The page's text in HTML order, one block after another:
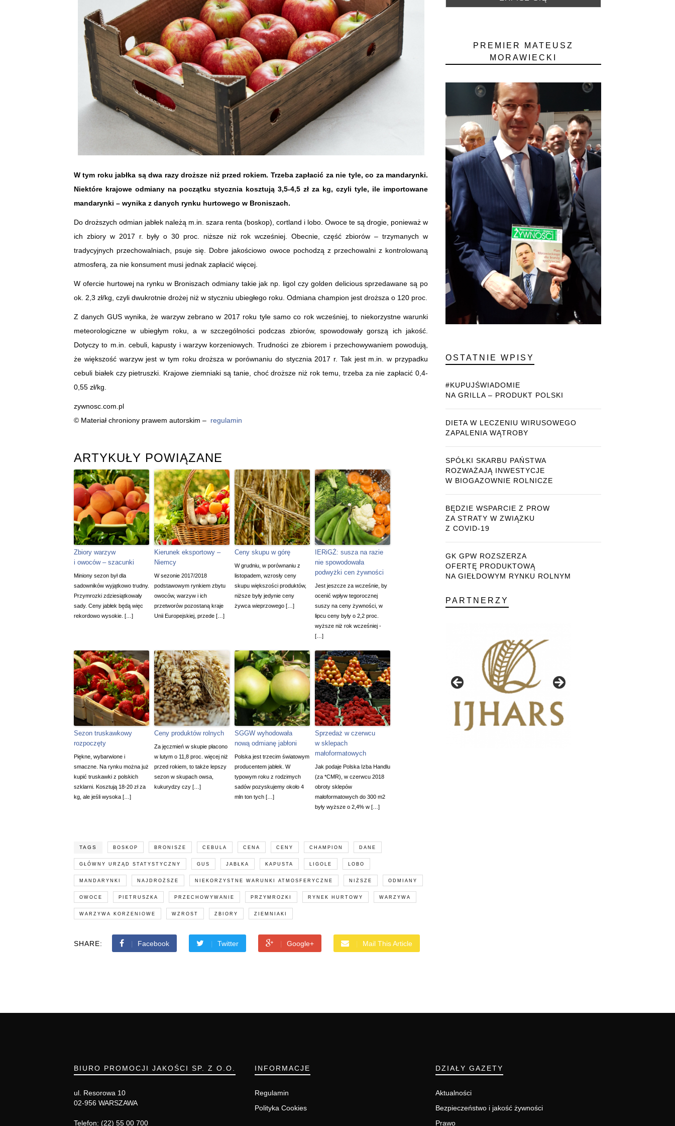
W tym roku jabłka są dwa razy droższe niż przed rokiem. Trzeba zapłacić za nie tyle, co za mandarynki.
Niektóre krajowe odmiany na początku stycznia kosztują 3,5-4,5 zł za kg, czyli tyle, ile importowane
mandarynki – wynika z danych rynku hurtowego w Broniszach.
Do droższych odmian jabłek należą m.in. szara renta (boskop), cortland i lobo. Owoce te są drogie, ponieważ w
ich zbiory w 2017 r. były o 30 proc. niższe niż rok wcześniej. Obecnie, część zbiorów – trzymanych w
tradycyjnych przechowalniach, psuje się. Dobre jakościowo owoce pochodzą z przechowalni z kontrolowaną
atmosferą, za nie konsument musi jednak zapłacić więcej.
W ofercie hurtowej na rynku w Broniszach odmiany takie jak np. ligol czy golden delicious sprzedawane są po
ok. 2,3 zł/kg, czyli dwukrotnie drożej niż w styczniu ubiegłego roku. Odmiana champion jest droższa o 120 proc.
Z danych GUS wynika, że warzyw zebrano w 2017 roku tyle samo co rok wcześniej, to niekorzystne warunki
meteorologiczne w ubiegłym roku, a w szczególności podczas zbiorów, spowodowały gorszą ich jakość.
Dotyczy to m.in. cebuli, kapusty i warzyw korzeniowych. Trudności ze zbiorem i przechowywaniem powodują,
że większość warzyw jest w tym roku droższa w porównaniu do stycznia 2017 r. Tak jest m.in. w przypadku
cebuli białek czy pietruszki. Krajowe ziemniaki są tanie, choć droższe niż rok temu, trzeba za nie zapłacić 0,4-
0,55 zł/kg.
zywnosc.com.pl
© Materiał chroniony prawem autorskim – regulamin
ARTYKUŁY POWIĄZANE
Zbiory warzyw
i owoców – szacunki
Miniony sezon był dla
sadowników wyjątkowo trudny.
Przymrozki zdziesiątkowały
sady. Ceny jabłek będą więc
rekordowo wysokie. […]
Kierunek eksportowy –
Niemcy
W sezonie 2017/2018
podstawowym rynkiem zbytu
owoców, warzyw i ich
przetworów pozostaną kraje
Unii Europejskiej, przede […]
Ceny skupu w górę
W grudniu, w porównaniu z
listopadem, wzrosły ceny
skupu większości produktów,
niższe były jedynie ceny
żywca wieprzowego […]
IERiGŻ: susza na razie
nie spowodowała
podwyżki cen żywności
Jest jeszcze za wcześnie, by
ocenić wpływ tegorocznej
suszy na ceny żywności, w
lipcu ceny były o 2,2 proc.
wyższe niż rok wcześniej -
[…]
Sezon truskawkowy
rozpoczęty
Piękne, wybarwione i
smaczne. Na rynku można już
kupić truskawki z polskich
szklarni. Kosztują 18-20 zł za
kg, ale jeśli wysoka […]
Ceny produktów rolnych
Za jęczmień w skupie płacono
w lutym o 11,8 proc. więcej niż
przed rokiem, to także lepszy
sezon w skupach owsa,
kukurydzy czy […]
SGGW wyhodowała
nową odmianę jabłoni
Polska jest trzecim światowym
producentem jabłek. W
typowym roku z rodzimych
sadów pozyskujemy około 4
mln ton tych […]
Sprzedaż w czerwcu
w sklepach
małoformatowych
Jak podaje Polska Izba Handlu
(za *CMR), w czerwcu 2018
obroty sklepów
małoformatowych do 300 m2
były wyższe o 2,4% w […]
TAGS BOSKOP BRONISZE CEBULA CENA CENY CHAMPION DANE
GŁÓWNY URZĄD STATYSTYCZNY GUS JABŁKA KAPUSTA LIGOLE LOBO
MANDARYNKI NAJDROŻSZE NIEKORZYSTNE WARUNKI ATMOSFERYCZNE NIŻSZE ODMIANY
OWOCE PIETRUSZKA PRZECHOWYWANIE PRZYMROZKI RYNEK HURTOWY WARZYWA
WARZYWA KORZENIOWE WZROST ZBIORY ZIEMNIAKI
SHARE: Facebook Twitter Google+ Mail This Article
PREMIER MATEUSZ
MORAWIECKI
OSTATNIE WPISY
#KUPUJŚWIADOMIE
NA GRILLA – PRODUKT POLSKI
DIETA W LECZENIU WIRUSOWEGO
ZAPALENIA WĄTROBY
SPÓŁKI SKARBU PAŃSTWA
ROZWAŻAJĄ INWESTYCJE
W BIOGAZOWNIE ROLNICZE
BĘDZIE WSPARCIE Z PROW
ZA STRATY W ZWIĄZKU
Z COVID-19
GK GPW ROZSZERZA
OFERTĘ PRODUKTOWĄ
NA GIEŁDOWYM RYNKU ROLNYM
PARTNERZY
BIURO PROMOCJI JAKOŚCI SP. Z O.O.
ul. Resorowa 10
02-956 WARSZAWA
Telefon: (22) 55 00 700
INFORMACJE
Regulamin
Polityka Cookies
DZIAŁY GAZETY
Aktualności
Bezpieczeństwo i jakość żywności
Prawo